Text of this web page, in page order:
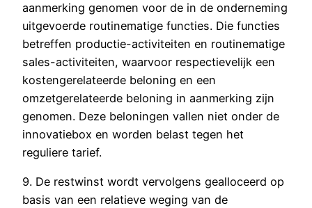
aanmerking genomen voor de in de onderneming
uitgevoerde routinematige functies. Die functies
betreffen productie-activiteiten en routinematige
sales-activiteiten, waarvoor respectievelijk een
kostengerelateerde beloning en een
omzetgerelateerde beloning in aanmerking zijn
genomen. Deze beloningen vallen niet onder de
innovatiebox en worden belast tegen het
reguliere tarief.
9. De restwinst wordt vervolgens gealloceerd op
basis van een relatieve weging van de